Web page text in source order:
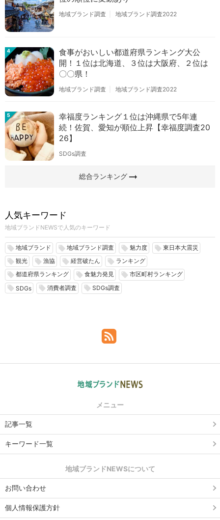
地域ブランド調査 地域ブランド調査2022
4
食事がおいしい都道府県ランキング大公
開！１位は北海道、３位は大阪府、２位は
〇〇県！
地域ブランド調査 地域ブランド調査2022
5
幸福度ランキング１位は沖縄県で5年連
続！佐賀、愛知が順位上昇【幸福度調査20
26】
SDGs調査
総合ランキングarrow_right_alt
人気キーワード
地域ブランドNEWSで人気のキーワード
local_offer 地域ブランド local_offer 地域ブランド調査 local_offer 魅力度 local_offer 東日本大震災
local_offer 観光 local_offer 漁協 local_offer 経営破たん local_offer ランキング
local_offer 都道府県ランキング local_offer 食魅力発見 local_offer 市区町村ランキング
local_offer SDGs local_offer 消費者調査 local_offer SDGs調査
メニュー
記事一覧
キーワード一覧
地域ブランドNEWSについて
お問い合わせ
個人情報保護方針